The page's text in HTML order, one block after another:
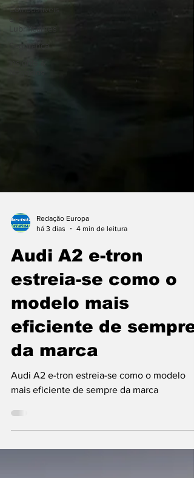
Combustíveis
e
Lubrificantes
Segurança
há 3 dias
4 min de leitura
Audi A2 e-tron
estreia-se como o
modelo mais
eficiente de sempre
da marca
Audi A2 e-tron estreia-se como o modelo
mais eficiente de sempre da marca